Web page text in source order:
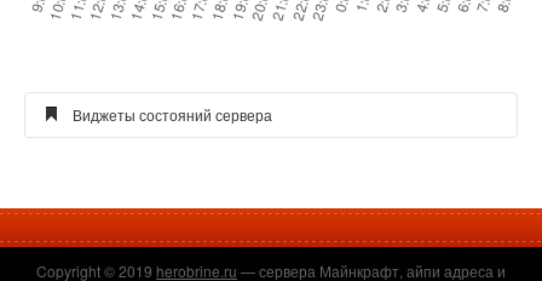
Виджеты состояний сервера
Copyright © 2019 herobrine.ru — сервера Майнкрафт, айпи адреса и